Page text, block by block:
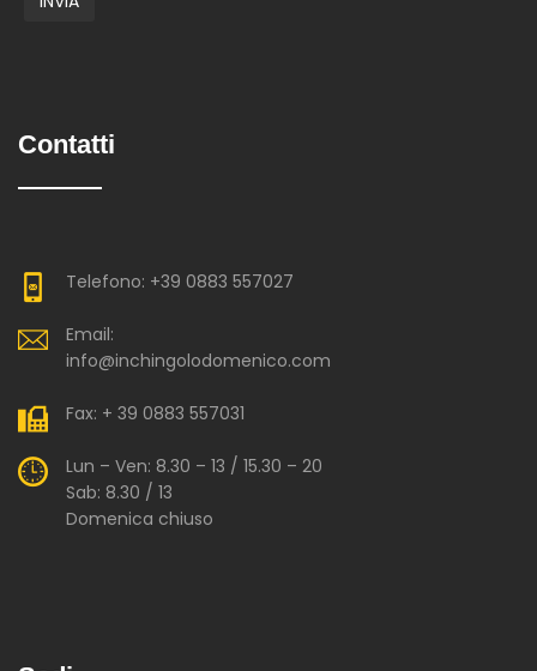
Contatti
Telefono: +39 0883 557027
Email:
info@inchingolodomenico.com
Fax: + 39 0883 557031
Lun – Ven: 8.30 – 13 / 15.30 – 20
Sab: 8.30 / 13
Domenica chiuso